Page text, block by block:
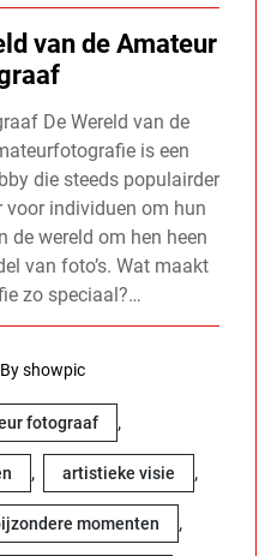
van de Amateur
De Wereld van de
is een
die steeds populairder
voor individuen om hun
de wereld om hen heen
van foto’s. Wat maakt
zo speciaal?…
By showpic
fotograaf ,
, artistieke visie ,
momenten ,